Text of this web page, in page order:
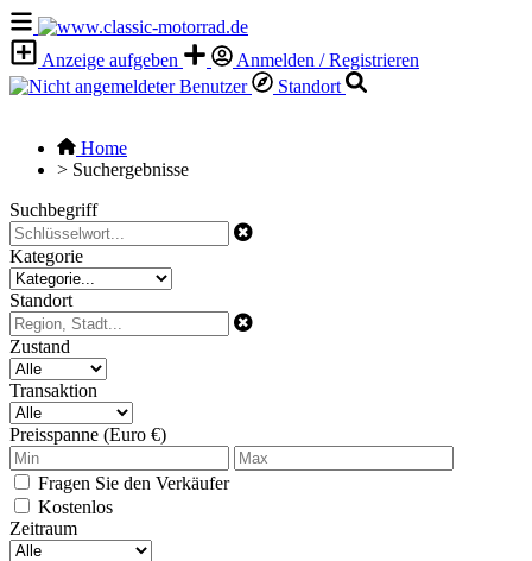
Anzeige aufgeben
Anmelden / Registrieren
Standort
Home
> Suchergebnisse
Suchbegriff
Kategorie
Standort
Zustand
Transaktion
Preisspanne (Euro €)
Fragen Sie den Verkäufer
Kostenlos
Zeitraum